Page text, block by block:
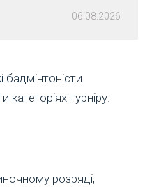
06.08.2026
бадмінтоністи
категоріях турніру.
розряді;